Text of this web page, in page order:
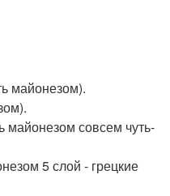
майонезом).
майонезом совсем чуть-
5 слой - грецкие